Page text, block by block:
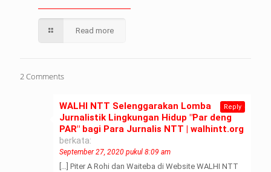
Read more
2 Comments
WALHI NTT Selenggarakan Lomba
Jurnalistik Lingkungan Hidup "Par deng
PAR" bagi Para Jurnalis NTT | walhintt.org
berkata:
September 27, 2020 pukul 8:09 am
[…] Piter A Rohi dan Waiteba di Website WALHI NTT
Reply